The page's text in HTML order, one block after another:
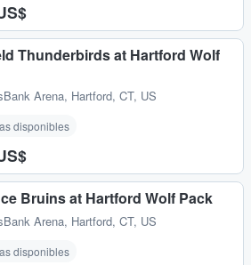
Thunderbirds at Hartford Wolf
Arena, Hartford, CT, US
disponibles
Bruins at Hartford Wolf Pack
Arena, Hartford, CT, US
disponibles